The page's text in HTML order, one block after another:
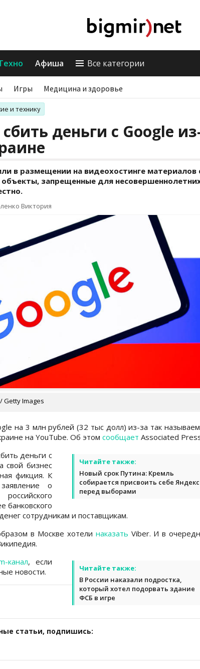
Афиша Все категории
Игры Медицина и здоровье
и технику
деньги с Google
в размещении на видеохостинге материалов
объекты, запрещенные для
Виктория
Images
на 3 млн рублей (32 тыс долл) из-за так
на YouTube. Об этом сообщает Associated
Читайте также:
Новый срок Путина: Кремль
собирается присвоить себе Яндекс
перед выборами
деньги с
свой бизнес
фикция. К
о
банковского
сотрудникам и поставщикам.
в Москве хотели наказать Viber. И в
Читайте также:
В России наказали подростка,
который хотел подорвать здание
ФСБ в игре
канал, если
новости.
статьи, подпишись: